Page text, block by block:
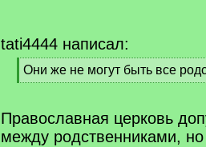
tati4444 написал:
[
q
Они же не могут быть все
[
q
]
Православная церковь
между родственниками,